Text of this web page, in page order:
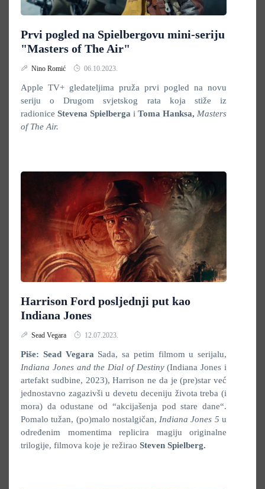
Prvi pogled na Spielbergovu mini-seriju
"Masters of The Air"
Nino Romić 06.10.2023.
Apple TV+ gledateljima pruža prvi pogled na novu
seriju o Drugom svjetskog rata koja stiže iz
radionice Stevena Spielberga i Toma Hanksa, Masters
of The Air.
Harrison Ford posljednji put kao
Indiana Jones
Sead Vegara 12.07.2023.
Piše: Sead Vegara Sada, sa petim filmom u serijalu,
Indiana Jones and the Dial of Destiny(Indiana Jones i
artefakt sudbine, 2023), Harrison ne da je (pre)star već
jednostavno zagazivši u devetu deceniju života treba (i
mora) da odustane od “akcijašenja pod stare dane“.
Pomalo tužan, (po)malo nostalgičan, Indiana Jones 5u
određenim momentima replicira magiju originalne
trilogije, filmova koje je režirao Steven Spielberg.